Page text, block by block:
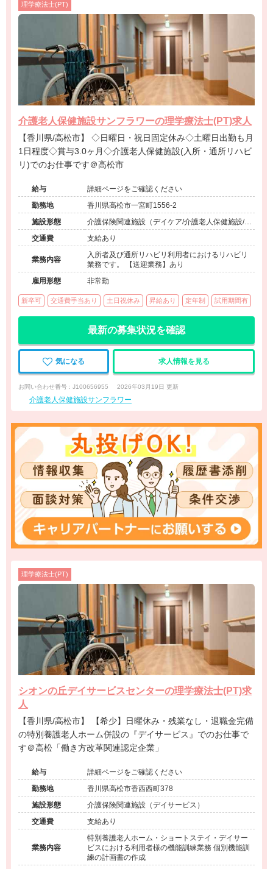
理学療法士(PT)
介護老人保健施設サンフラワーの理学療法士(PT)求人
【香川県/高松市】 ◇日曜日・祝日固定休み◇土曜日出勤も月
1日程度◇賞与3.0ヶ月◇介護老人保健施設(入所・通所リハビ
リ)でのお仕事です＠高松市
給与
詳細ページをご確認ください
勤務地
香川県高松市一宮町1556-2
施設形態
介護保険関連施設（デイケア/介護老人保健施設/訪
問看護・リハ）
交通費 支給あり
業務内容
入所者及び通所リハビリ利用者におけるリハビリ
業務です。 【送迎業務】あり
雇用形態
非常勤
新卒可 交通費手当あり 土日祝休み 昇給あり 定年制 試用期間有
最新の募集状況を確認
気になる 求人情報を見る
お問い合わせ番号 : J100656955 2026年03月19日 更新
介護老人保健施設サンフラワー
理学療法士(PT)
シオンの丘デイサービスセンターの理学療法士(PT)求
人
【香川県/高松市】 【希少】日曜休み・残業なし・退職金完備
の特別養護老人ホーム併設の『デイサービス』でのお仕事で
す＠高松「働き方改革関連認定企業」
給与
詳細ページをご確認ください
勤務地
香川県高松市香西西町378
施設形態
介護保険関連施設（デイサービス）
交通費
支給あり
業務内容
特別養護老人ホーム・ショートステイ・デイサー
ビスにおける利用者様の機能訓練業務 個別機能訓
練の計画書の作成